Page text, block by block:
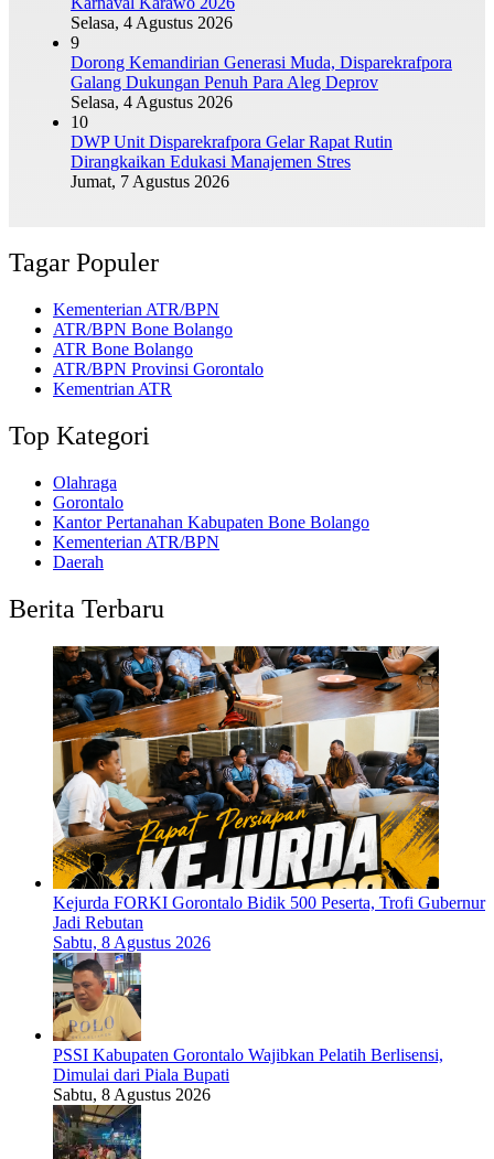
Selasa, 4 Agustus 2026
9
Dorong Kemandirian Generasi Muda, Disparekrafpora
Galang Dukungan Penuh Para Aleg Deprov
Selasa, 4 Agustus 2026
10
DWP Unit Disparekrafpora Gelar Rapat Rutin
Dirangkaikan Edukasi Manajemen Stres
Jumat, 7 Agustus 2026
Tagar Populer
Kementerian ATR/BPN
ATR/BPN Bone Bolango
ATR Bone Bolango
ATR/BPN Provinsi Gorontalo
Kementrian ATR
Top Kategori
Olahraga
Gorontalo
Kantor Pertanahan Kabupaten Bone Bolango
Kementerian ATR/BPN
Daerah
Berita Terbaru
Kejurda FORKI Gorontalo Bidik 500 Peserta, Trofi Gubernur
Jadi Rebutan
Sabtu, 8 Agustus 2026
PSSI Kabupaten Gorontalo Wajibkan Pelatih Berlisensi,
Dimulai dari Piala Bupati
Sabtu, 8 Agustus 2026